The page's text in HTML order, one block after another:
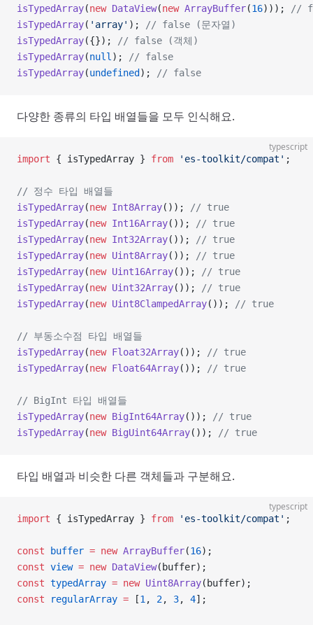
isTypedArray(new DataView(new ArrayBuffer(16)));
//
isTypedArray( 'array' );
// false (문자열)
isTypedArray({});
// false (객체)
isTypedArray(null );
// false
isTypedArray(undefined ); // false
다양한 종류의 타입 배열들을 모두 인식해요.
typescript
import { isTypedArray } from 'es-toolkit/compat' ;
// 정수 타입 배열들
isTypedArray(new Int8Array());
// true
isTypedArray(new Int16Array());
// true
isTypedArray(new Int32Array());
// true
isTypedArray(new Uint8Array());
// true
isTypedArray(new Uint16Array());
// true
isTypedArray(new Uint32Array());
// true
isTypedArray(new Uint8ClampedArray()); // true
// 부동소수점 타입 배열들
isTypedArray(new Float32Array());
// true
isTypedArray(new Float64Array()); // true
// BigInt 타입 배열들
isTypedArray(new BigInt64Array());
// true
isTypedArray(new BigUint64Array()); // true
타입 배열과 비슷한 다른 객체들과 구분해요.
typescript
import { isTypedArray } from 'es-toolkit/compat' ;
const buffer = new ArrayBuffer(16);
const view = new DataView(buffer);
const typedArray = new Uint8Array(buffer);
const regularArray = [1 , 2, 3, 4];